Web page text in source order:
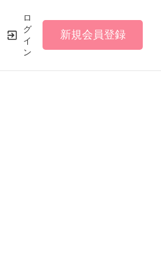
ロ
グ
イ
ン
新規会員登録